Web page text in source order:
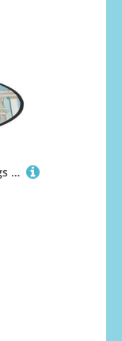
ZAQXSWCDEV White Buildings Halloween Hut - Gruseliges Partykostüm-Accessoire mit Volldruck-Design - Leichter faltbarer Hexenhut für Halloween, Karneval, Maskerade & Rollenspiel-Events